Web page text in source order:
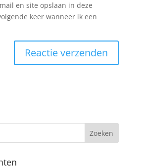
en site opslaan in deze
keer wanneer ik een